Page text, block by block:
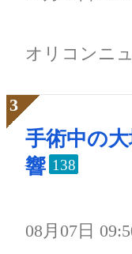
オリコンニ
手術中の
響 138
08月07日